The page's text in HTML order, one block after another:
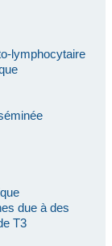
lymphocytaire
due à des
T3